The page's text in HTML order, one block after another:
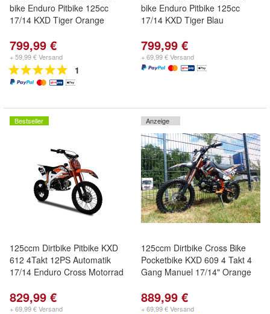
bike Enduro Pitbike 125cc
17/14 KXD Tiger Orange
799,99 €
+ 59,99 € Versand
1
bike Enduro Pitbike 125cc
17/14 KXD Tiger Blau
799,99 €
+ 69,99 € Versand
Bestseller
125ccm Dirtbike Pitbike KXD
612 4Takt 12PS Automatik
17/14 Enduro Cross Motorrad
829,99 €
+ 69,99 € Versand
Anzeige
125ccm Dirtbike Cross Bike
Pocketbike KXD 609 4 Takt 4
Gang Manuel 17/14" Orange
889,99 €
+ 69,99 € Versand